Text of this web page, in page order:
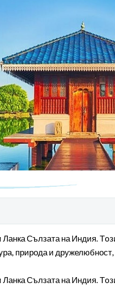
Сълзата на Индия.
природа и
Сълзата на Индия.